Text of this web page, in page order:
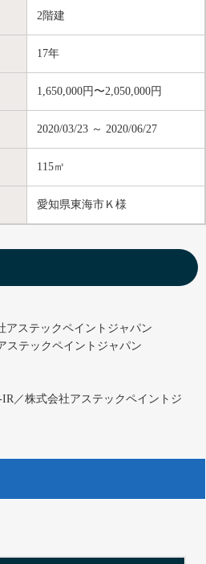
2階建
17年
1,650,000円〜2,050,000円
2020/03/23 ～ 2020/06/27
115㎡
愛知県東海市Ｋ様
アステックペイントジャパン
ステックペイントジャパン
／株式会社アステックペイントジ